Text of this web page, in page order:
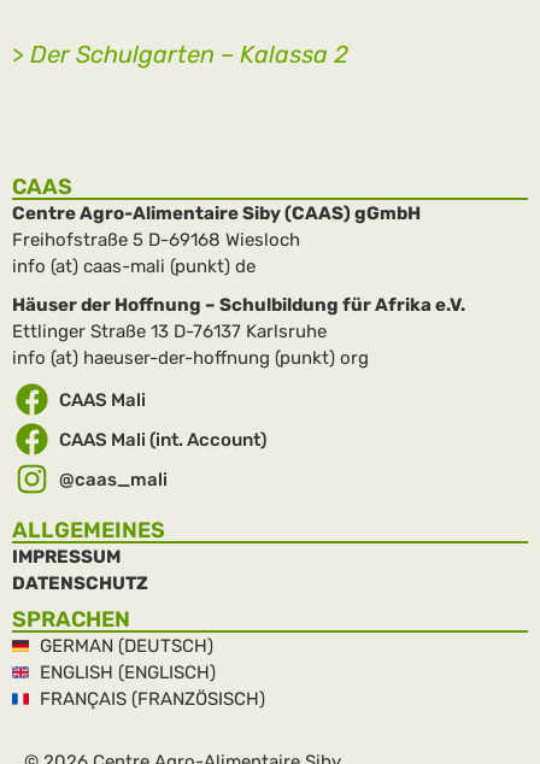
> Der Schulgarten – Kalassa 2
CAAS
Centre Agro-Alimentaire Siby (CAAS) gGmbH
Freihofstraße 5 D-69168 Wiesloch
info (at) caas-mali (punkt) de
Häuser der Hoffnung – Schulbildung für Afrika e.V.
Ettlinger Straße 13 D-76137 Karlsruhe
info (at) haeuser-der-hoffnung (punkt) org
CAAS Mali
CAAS Mali (int. Account)
@caas_mali
ALLGEMEINES
IMPRESSUM
DATENSCHUTZ
SPRACHEN
GERMAN (DEUTSCH)
ENGLISH (ENGLISCH)
FRANÇAIS (FRANZÖSISCH)